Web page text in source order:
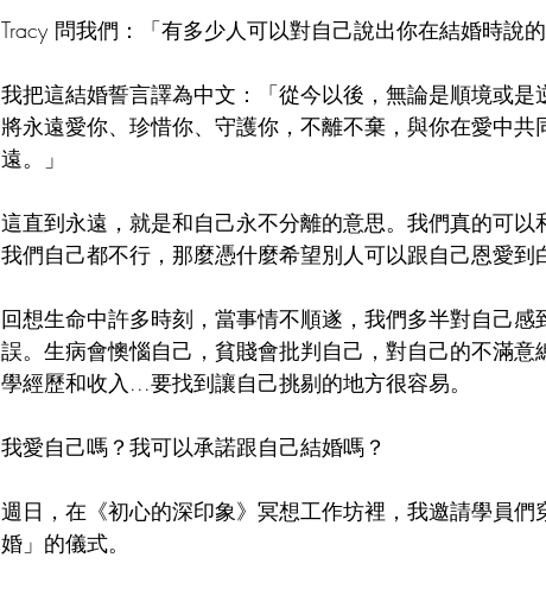
Tracy 問我們：「有多少人可以對自己說出你在結婚時說的
我把這結婚誓言譯為中文：「從今以後，無論是順境或
將永遠愛你、珍惜你、守護你，不離不棄，與你在愛中
遠。」
這直到永遠，就是和自己永不分離的意思。我們真的可
我們自己都不行，那麼憑什麼希望別人可以跟自己恩愛到
回想生命中許多時刻，當事情不順遂，我們多半對自己
誤。生病會懊惱自己，貧賤會批判自己，對自己的不滿意
學經歷和收入...要找到讓自己挑剔的地方很容易。
我愛自己嗎？我可以承諾跟自己結婚嗎？
週日，在《初心的深印象》冥想工作坊裡，我邀請學員
婚」的儀式。